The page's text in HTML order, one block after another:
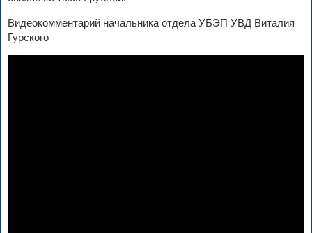
Видеокомментарий начальника отдела УБЭП УВД Виталия
Гурского